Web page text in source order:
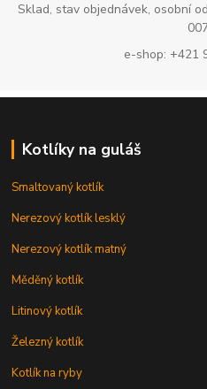
Sklad, stav objednávek, osobní
e-shop: +421
Kotlíky na guláš
Smaltovaný kotlík
Nerezový kotlík lesklý
Nerezový kotlík matný
Měděný kotlík
Litinový kotlík
Železný kotlík
Kotlík na ryby